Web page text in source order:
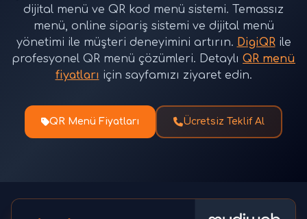
dijital menü ve QR kod menü sistemi. Temassız
menü, online sipariş sistemi ve dijital menü
yönetimi ile müşteri deneyimini artırın. DigiQRile
profesyonel QR menü çözümleri. Detaylı QR menü
fiyatları için sayfamızı ziyaret edin.
QR Menü Fiyatları Ücretsiz Teklif Al